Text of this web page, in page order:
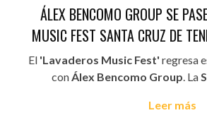
ÁLEX BENCOMO GROUP SE
MUSIC FEST SANTA CRUZ DE
El 'Lavaderos Music Fest' regresa
conÁlex Bencomo Group. La
Leer más